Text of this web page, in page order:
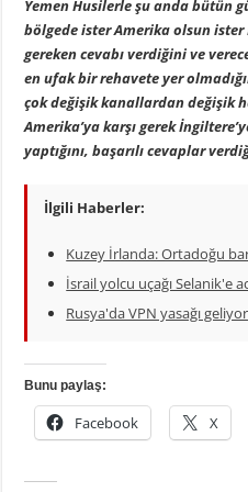
Yemen Husilerle şu anda bütün
bölgede ister Amerika olsun
gereken cevabı verdiğini ve
en ufak bir rehavete yer
çok değişik kanallardan değişik
Amerika’ya karşı gerek
yaptığını, başarılı cevaplar
İlgili Haberler:
Kuzey İrlanda: Ortadoğu
İsrail yolcu uçağı Selanik'e
Rusya'da VPN yasağı geliyor
Bunu paylaş:
Facebook X